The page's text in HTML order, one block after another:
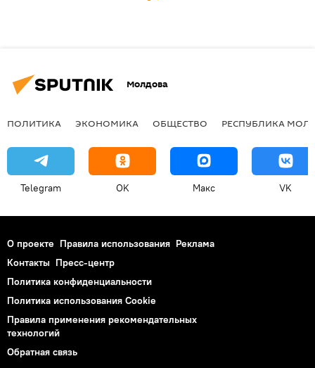
Молдова
ПОЛИТИКА ЭКОНОМИКА ОБЩЕСТВО РЕСПУБЛИКА
Telegram OK Макс VK
О проекте Правила использования Реклама
Контакты Пресс-центр
Политика конфиденциальности
Политика использования Cookie
Правила применения рекомендательных
технологий
Обратная связь